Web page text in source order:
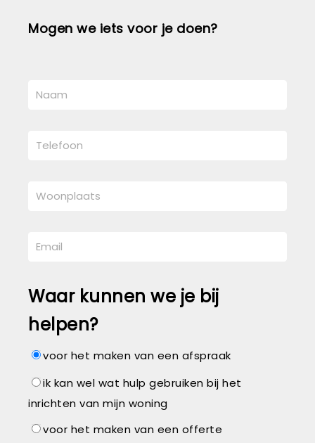
Mogen we iets voor je doen?
Waar kunnen we je bij
helpen?
voor het maken van een afspraak
ik kan wel wat hulp gebruiken bij het
inrichten van mijn woning
voor het maken van een offerte